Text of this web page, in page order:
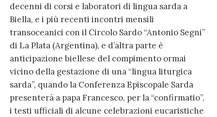
decenni di corsi e laboratori di lingua sarda a
Biella, e i più recenti incontri mensili
transoceanici con il Circolo Sardo “Antonio Segni”
di La Plata (Argentina), e d’altra parte è
anticipazione biellese del compimento ormai
vicino della gestazione di una “lingua liturgica
sarda”, quando la Conferenza Episcopale Sarda
presenterà a papa Francesco, per la “confirmatio”,
i testi ufficiali di alcune celebrazioni eucaristiche